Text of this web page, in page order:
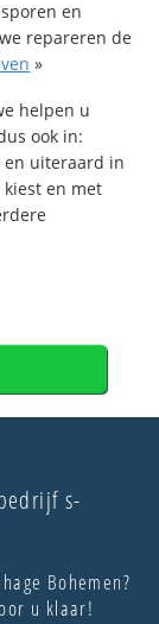
en
repareren de
»
helpen u
ook in:
en uiteraard in
kiest en met
s-
Bohemen?
u klaar!